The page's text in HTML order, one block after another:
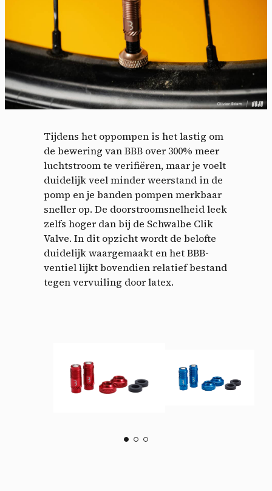
Tijdens het oppompen is het lastig om
de bewering van BBB over 300% meer
luchtstroom te verifiëren, maar je voelt
duidelijk veel minder weerstand in de
pomp en je banden pompen merkbaar
sneller op. De doorstroomsnelheid leek
zelfs hoger dan bij de Schwalbe Clik
Valve. In dit opzicht wordt de belofte
duidelijk waargemaakt en het BBB-
ventiel lijkt bovendien relatief bestand
tegen vervuiling door latex.
By allowing these third party services, you accept their
cookies and the use of tracking technologies necessary for
their proper functioning.
Deny all cookies